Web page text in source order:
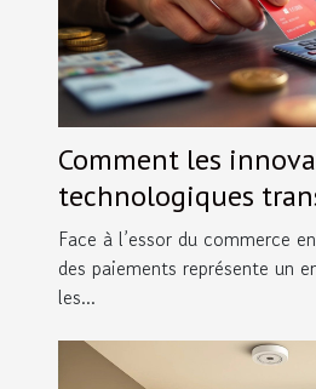
Comment les
technologiques
sécurité des
Face à l’essor du commerce
des paiements représente un
les...